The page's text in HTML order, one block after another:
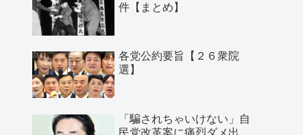
件【まとめ】
各党公約要旨【２６衆院
選】
「騙されちゃいけない」自
民党改革案に痛烈ダメ出